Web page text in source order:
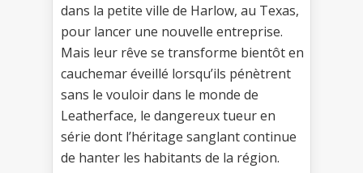
dans la petite ville de Harlow, au Texas,
pour lancer une nouvelle entreprise.
Mais leur rêve se transforme bientôt en
cauchemar éveillé lorsqu’ils pénètrent
sans le vouloir dans le monde de
Leatherface, le dangereux tueur en
série dont l’héritage sanglant continue
de hanter les habitants de la région.